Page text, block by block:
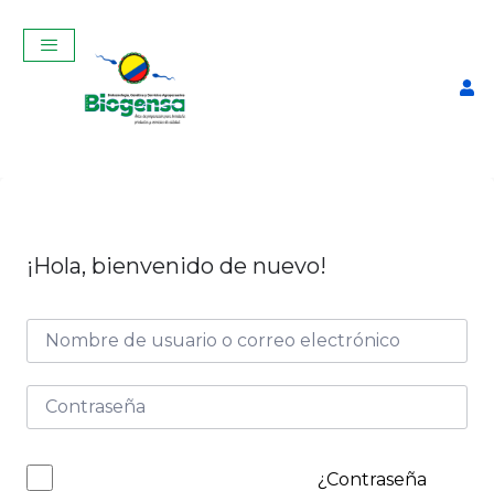
¡Hola, bienvenido de nuevo!
¿Contraseña
Curso de prueba